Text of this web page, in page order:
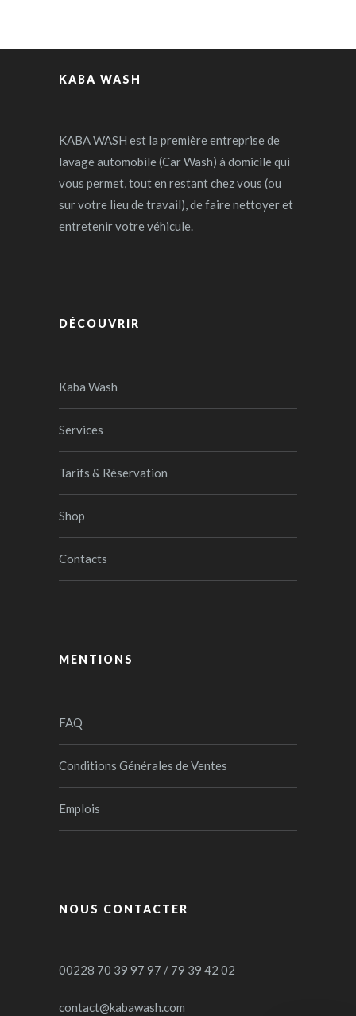
KABA WASH
KABA WASH est la première entreprise de
lavage automobile (Car Wash) à domicile qui
vous permet, tout en restant chez vous (ou
sur votre lieu de travail), de faire nettoyer et
entretenir votre véhicule.
DÉCOUVRIR
Kaba Wash
Services
Tarifs & Réservation
Shop
Contacts
MENTIONS
FAQ
Conditions Générales de Ventes
Emplois
NOUS CONTACTER
00228 70 39 97 97 / 79 39 42 02
contact@kabawash.com